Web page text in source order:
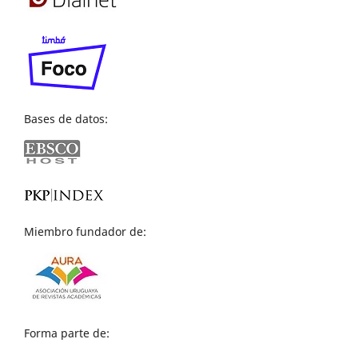
Bases de datos:
Miembro fundador de:
Forma parte de: